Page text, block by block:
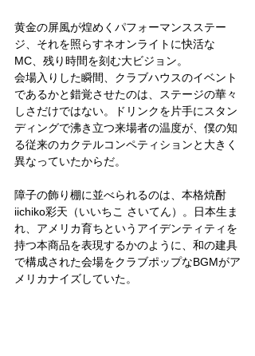
黄金の屏風が煌めくパフォーマンスステー
ジ、それを照らすネオンライトに快活な
MC、残り時間を刻む大ビジョン。
会場入りした瞬間、クラブハウスのイベント
であるかと錯覚させたのは、ステージの華々
しさだけではない。ドリンクを片手にスタン
ディングで沸き立つ来場者の温度が、僕の知
る従来のカクテルコンペティションと大きく
異なっていたからだ。
障子の飾り棚に並べられるのは、本格焼酎
iichiko彩天（いいちこ さいてん）。日本生ま
れ、アメリカ育ちというアイデンティティを
持つ本商品を表現するかのように、和の建具
で構成された会場をクラブポップなBGMがア
メリカナイズしていた。